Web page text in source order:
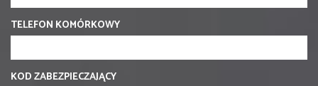
TELEFON KOMÓRKOWY
KOD ZABEZPIECZAJĄCY